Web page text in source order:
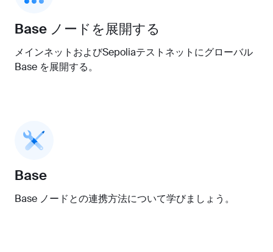
Base ノードを展開する
メインネットおよびSepoliaテストネットにグローバル
Base を展開する。
Base
Base ノードとの連携方法について学びましょう。